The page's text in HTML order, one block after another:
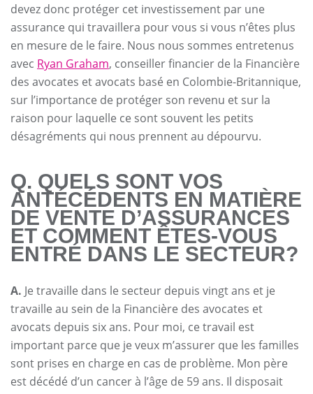
devez donc protéger cet investissement par une
assurance qui travaillera pour vous si vous n’êtes plus
en mesure de le faire. Nous nous sommes entretenus
avec Ryan Graham, conseiller financier de la Financière
des avocates et avocats basé en Colombie-Britannique,
sur l’importance de protéger son revenu et sur la
raison pour laquelle ce sont souvent les petits
désagréments qui nous prennent au dépourvu.
Q. QUELS SONT VOS
ANTÉCÉDENTS EN MATIÈRE
DE VENTE D’ASSURANCES
ET COMMENT ÊTES-VOUS
ENTRÉ DANS LE SECTEUR?
A. Je travaille dans le secteur depuis vingt ans et je
travaille au sein de la Financière des avocates et
avocats depuis six ans. Pour moi, ce travail est
important parce que je veux m’assurer que les familles
sont prises en charge en cas de problème. Mon père
est décédé d’un cancer à l’âge de 59 ans. Il disposait